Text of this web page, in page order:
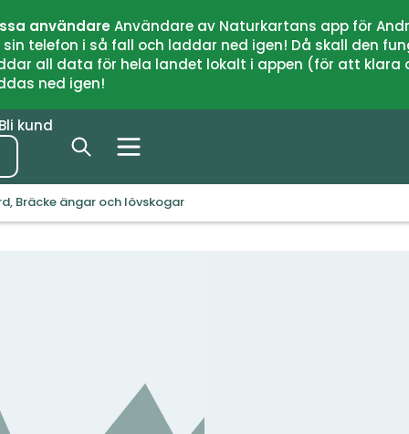
användareAnvändare av Naturkartans app för
telefon i så fall och laddar ned igen! Då skall den
all data för hela landet lokalt i appen (för att
ned igen!
Bli kund
Bräcke ängar och lövskogar